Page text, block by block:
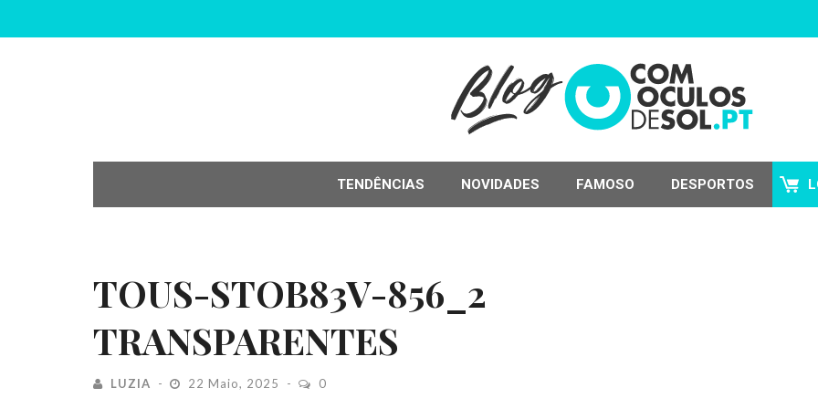
TENDÊNCIAS NOVIDADES FAMOSO DESPORTOS
TOUS-STOB83V-856_2
TRANSPARENTES
LUZIA 22 Maio, 2025 0